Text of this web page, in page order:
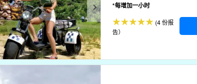
*每增加一小时
(4 份报
告）